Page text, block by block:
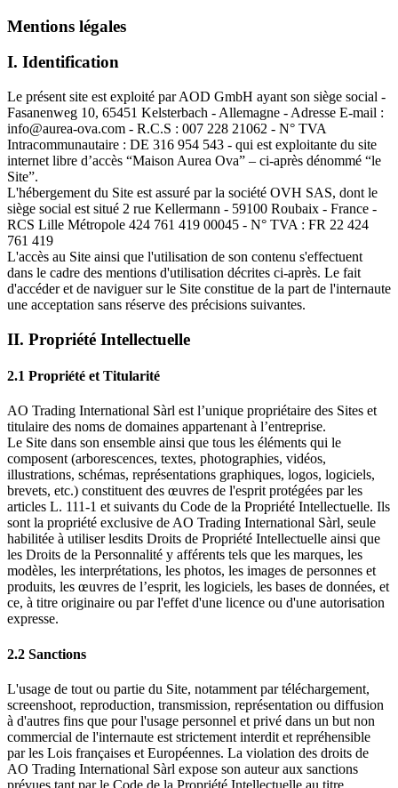
Mentions légales
I. Identification
Le présent site est exploité par AOD GmbH ayant son siège social -
Fasanenweg 10, 65451 Kelsterbach - Allemagne - Adresse E-mail :
info@aurea-ova.com - R.C.S : 007 228 21062 - N° TVA
Intracommunautaire : DE 316 954 543 - qui est exploitante du site
internet libre d’accès “Maison Aurea Ova” – ci-après dénommé “le
Site”.
L'hébergement du Site est assuré par la société OVH SAS, dont le
siège social est situé 2 rue Kellermann - 59100 Roubaix - France -
RCS Lille Métropole 424 761 419 00045 - N° TVA : FR 22 424
761 419
L'accès au Site ainsi que l'utilisation de son contenu s'effectuent
dans le cadre des mentions d'utilisation décrites ci-après. Le fait
d'accéder et de naviguer sur le Site constitue de la part de l'internaute
une acceptation sans réserve des précisions suivantes.
II. Propriété Intellectuelle
2.1 Propriété et Titularité
AO Trading International Sàrl est l’unique propriétaire des Sites et
titulaire des noms de domaines appartenant à l’entreprise.
Le Site dans son ensemble ainsi que tous les éléments qui le
composent (arborescences, textes, photographies, vidéos,
illustrations, schémas, représentations graphiques, logos, logiciels,
brevets, etc.) constituent des œuvres de l'esprit protégées par les
articles L. 111-1 et suivants du Code de la Propriété Intellectuelle. Ils
sont la propriété exclusive de AO Trading International Sàrl, seule
habilitée à utiliser lesdits Droits de Propriété Intellectuelle ainsi que
les Droits de la Personnalité y afférents tels que les marques, les
modèles, les interprétations, les photos, les images de personnes et
produits, les œuvres de l’esprit, les logiciels, les bases de données, et
ce, à titre originaire ou par l'effet d'une licence ou d'une autorisation
expresse.
2.2 Sanctions
L'usage de tout ou partie du Site, notamment par téléchargement,
screenshoot, reproduction, transmission, représentation ou diffusion
à d'autres fins que pour l'usage personnel et privé dans un but non
commercial de l'internaute est strictement interdit et repréhensible
par les Lois françaises et Européennes. La violation des droits de
AO Trading International Sàrl expose son auteur aux sanctions
prévues tant par le Code de la Propriété Intellectuelle au titre,